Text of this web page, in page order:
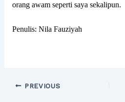
orang awam seperti saya sekalipun.
Penulis: Nila Fauziyah
PREVIOUS